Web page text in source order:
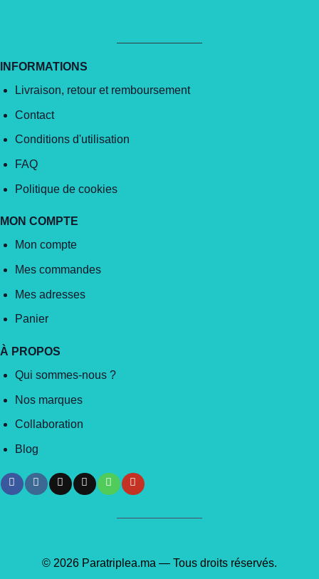
INFORMATIONS
Livraison, retour et remboursement
Contact
Conditions d'utilisation
FAQ
Politique de cookies
MON COMPTE
Mon compte
Mes commandes
Mes adresses
Panier
À PROPOS
Qui sommes-nous ?
Nos marques
Collaboration
Blog
© 2026 Paratriplea.ma — Tous droits réservés.